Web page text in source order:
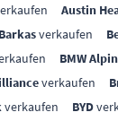
Austin
Barkasverkaufen
BMW
verkaufen
verkaufen BYD